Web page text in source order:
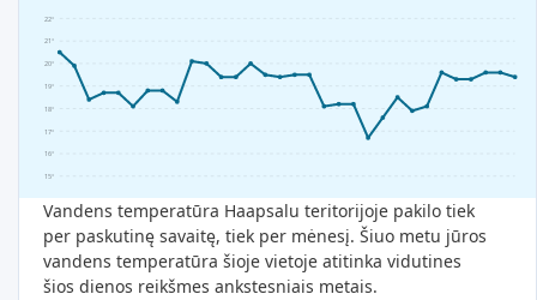
15°
16°
17°
18°
19°
20°
21°
22°
Vandens temperatūra Haapsalu teritorijoje pakilo tiek
per paskutinę savaitę, tiek per mėnesį. Šiuo metu jūros
vandens temperatūra šioje vietoje atitinka vidutines
šios dienos reikšmes ankstesniais metais.